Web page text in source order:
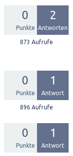
0
Punkte
2
Antworten
873 Aufrufe
0
Punkte
1
Antwort
896 Aufrufe
0
Punkte
1
Antwort